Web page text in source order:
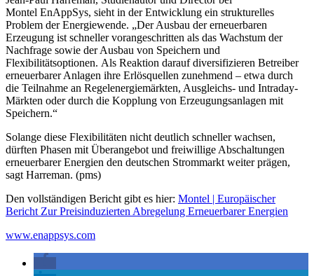
Montel EnAppSys, sieht in der Entwicklung ein strukturelles
Problem der Energiewende. „Der Ausbau der erneuerbaren
Erzeugung ist schneller vorangeschritten als das Wachstum der
Nachfrage sowie der Ausbau von Speichern und
Flexibilitätsoptionen. Als Reaktion darauf diversifizieren Betreiber
erneuerbarer Anlagen ihre Erlösquellen zunehmend – etwa durch
die Teilnahme an Regelenergiemärkten, Ausgleichs- und Intraday-
Märkten oder durch die Kopplung von Erzeugungsanlagen mit
Speichern.“
Solange diese Flexibilitäten nicht deutlich schneller wachsen,
dürften Phasen mit Überangebot und freiwillige Abschaltungen
erneuerbarer Energien den deutschen Strommarkt weiter prägen,
sagt Harreman. (pms)
Den vollständigen Bericht gibt es hier: Montel | Europäischer
Bericht Zur Preisinduzierten Abregelung Erneuerbarer Energien
www.enappsys.com